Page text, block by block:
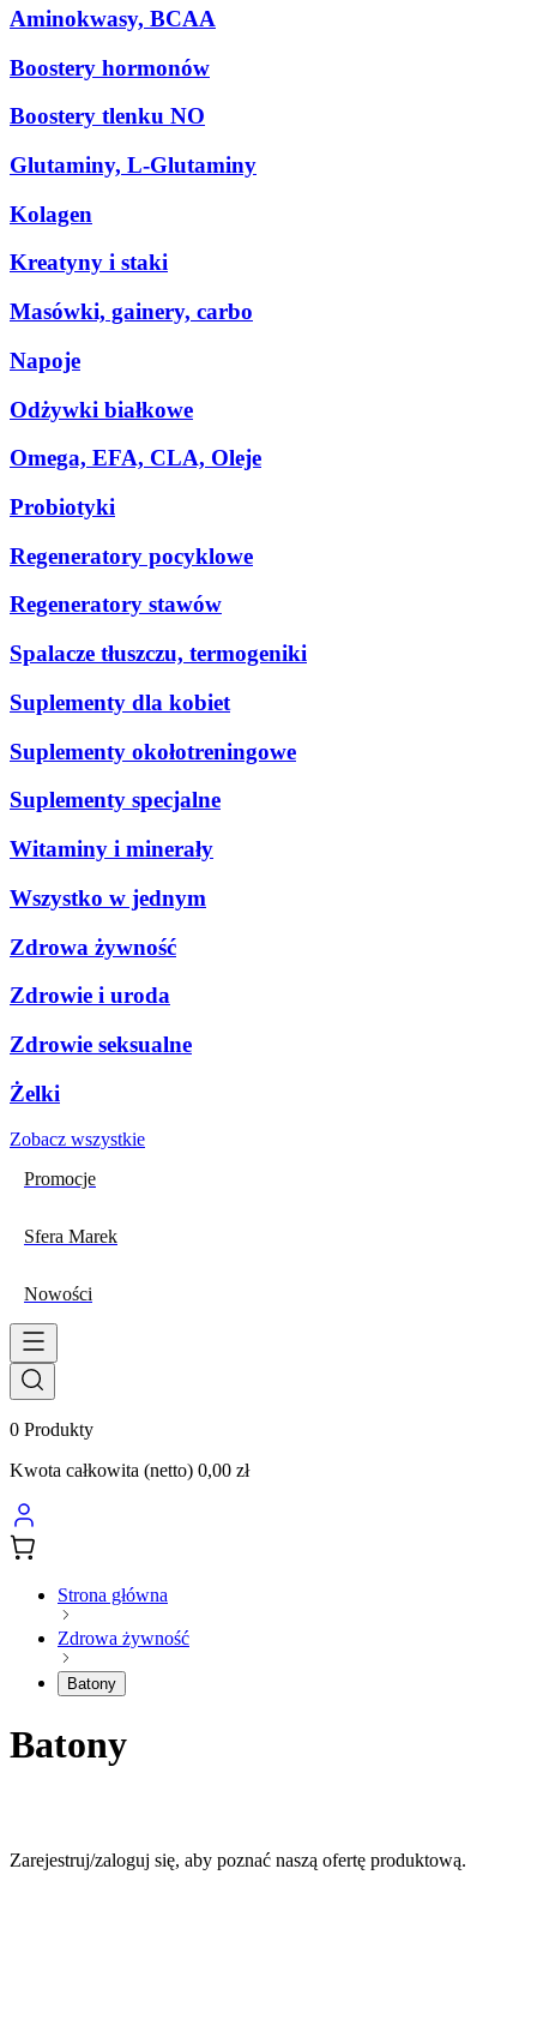
Aminokwasy, BCAA
Boostery hormonów
Boostery tlenku NO
Glutaminy, L-Glutaminy
Kolagen
Kreatyny i staki
Masówki, gainery, carbo
Napoje
Odżywki białkowe
Omega, EFA, CLA, Oleje
Probiotyki
Regeneratory pocyklowe
Regeneratory stawów
Spalacze tłuszczu, termogeniki
Suplementy dla kobiet
Suplementy okołotreningowe
Suplementy specjalne
Witaminy i minerały
Wszystko w jednym
Zdrowa żywność
Zdrowie i uroda
Zdrowie seksualne
Żelki
Zobacz wszystkie
Promocje
Sfera Marek
Nowości
0 Produkty
Kwota całkowita (netto) 0,00 zł
Strona główna
Zdrowa żywność
Batony
Batony
Zarejestruj/zaloguj się, aby poznać naszą ofertę produktową.